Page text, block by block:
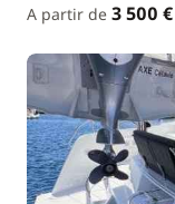
A partir de 3 500 €